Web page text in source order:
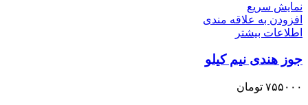
نمایش سریع
افزودن به علاقه مندی
اطلاعات بیشتر
جوز هندی نیم کیلو
۷۵۵۰۰۰ تومان